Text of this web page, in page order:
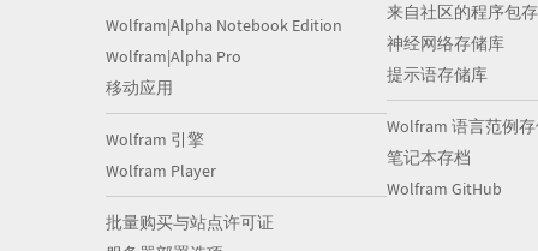
Wolfram|Alpha Notebook Edition
Wolfram|Alpha Pro
移动应用
Wolfram 引擎
Wolfram Player
批量购买与站点许可证
来自社区的程序包
神经网络存储库
提示语存储库
Wolfram 语言范例
笔记本存档
Wolfram GitHub